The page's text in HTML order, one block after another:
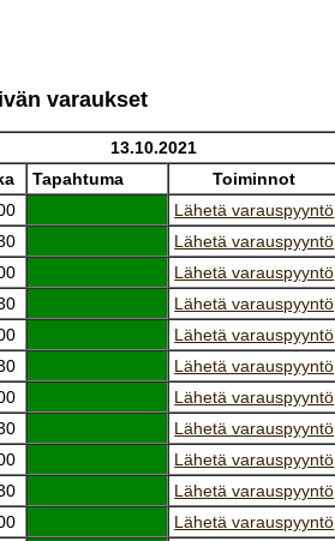
varaukset
13.10.2021
Tapahtuma
Toiminnot
Lähetä varauspyyntö
Lähetä varauspyyntö
Lähetä varauspyyntö
Lähetä varauspyyntö
Lähetä varauspyyntö
Lähetä varauspyyntö
Lähetä varauspyyntö
Lähetä varauspyyntö
Lähetä varauspyyntö
Lähetä varauspyyntö
Lähetä varauspyyntö